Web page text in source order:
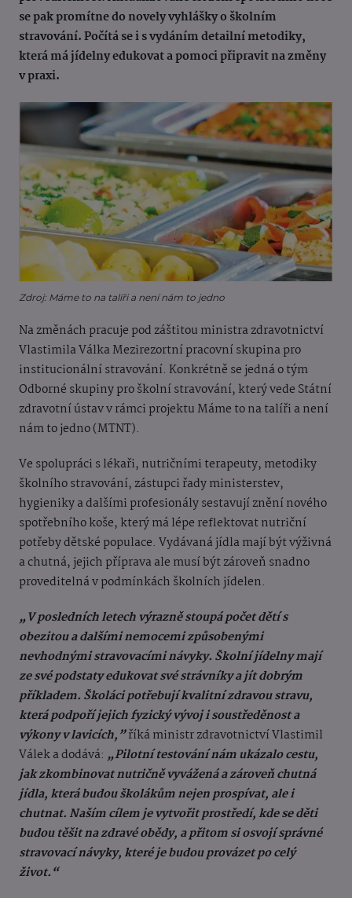
se pak promítne do novely vyhlášky o školním
stravování. Počítá se i s vydáním detailní metodiky,
která má jídelny edukovat a pomoci připravit na změny
v praxi.
Zdroj: Máme to na talíři a není nám to jedno
Na změnách pracuje pod záštitou ministra zdravotnictví
Vlastimila Válka Mezirezortní pracovní skupina pro
institucionální stravování. Konkrétně se jedná o tým
Odborné skupiny pro školní stravování, který vede Státní
zdravotní ústav v rámci projektu Máme to na talíři a není
nám to jedno (MTNT).
Ve spolupráci s lékaři, nutričními terapeuty, metodiky
školního stravování, zástupci řady ministerstev,
hygieniky a dalšími profesionály sestavují znění nového
spotřebního koše, který má lépe reflektovat nutriční
potřeby dětské populace. Vydávaná jídla mají být výživná
a chutná, jejich příprava ale musí být zároveň snadno
proveditelná v podmínkách školních jídelen.
„V posledních letech výrazně stoupá počet dětí s
obezitou a dalšími nemocemi způsobenými
nevhodnými stravovacími návyky. Školní jídelny mají
ze své podstaty edukovat své strávníky a jít dobrým
příkladem. Školáci potřebují kvalitní zdravou stravu,
která podpoří jejich fyzický vývoj i soustředěnost a
výkony v lavicích,”říká ministr zdravotnictví Vlastimil
Válek a dodává: „Pilotní testování nám ukázalo cestu,
jak zkombinovat nutričně vyvážená a zároveň chutná
jídla, která budou školákům nejen prospívat, ale i
chutnat. Naším cílem je vytvořit prostředí, kde se děti
budou těšit na zdravé obědy, a přitom si osvojí správné
stravovací návyky, které je budou provázet po celý
život.“